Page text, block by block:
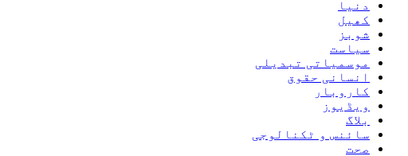
دنیا
کھیل
شوبز
سیاست
موسمیاتی تبدیلی
انسانی حقوق
کاروبار
ویڈیوز
بلاگ
سائنس و ٹکنالوجی
صحت